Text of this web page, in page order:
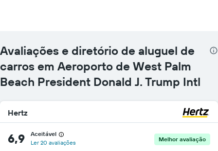
localizações
O
gráfico
tem
1
X
exibindo
empresas
aluguel
de
Avaliações e diretório de aluguel de
carros em Aeroporto de West Palm
Beach President Donald J. Trump Intl
Hertz
6,9
Aceitável
Ler 20 avaliações
Melhor avaliação